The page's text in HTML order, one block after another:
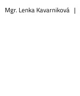
Mgr. Lenka Kavarniková |